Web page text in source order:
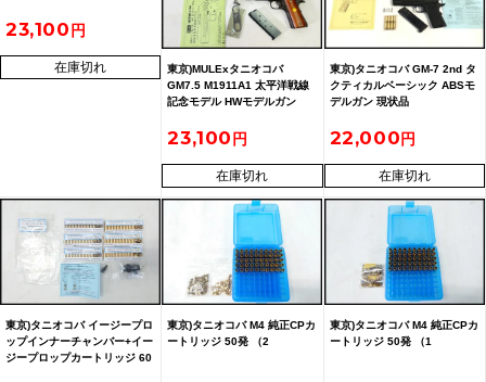
バック
23,100
在庫切れ
東京)MULExタニオコバ
GM7.5 M1911A1 太平洋戦線
記念モデル HWモデルガン
23,100
在庫切れ
東京)タニオコバ GM-7 2nd タ
クティカルベーシック ABSモ
デルガン 現状品
22,000
在庫切れ
東京)タニオコバ イージープロ
ップインナーチャンバー+イー
ジープロップカートリッジ 60
東京)タニオコバ M4 純正CPカ
ートリッジ 50発 （2
東京)タニオコバ M4 純正CPカ
ートリッジ 50発 （1